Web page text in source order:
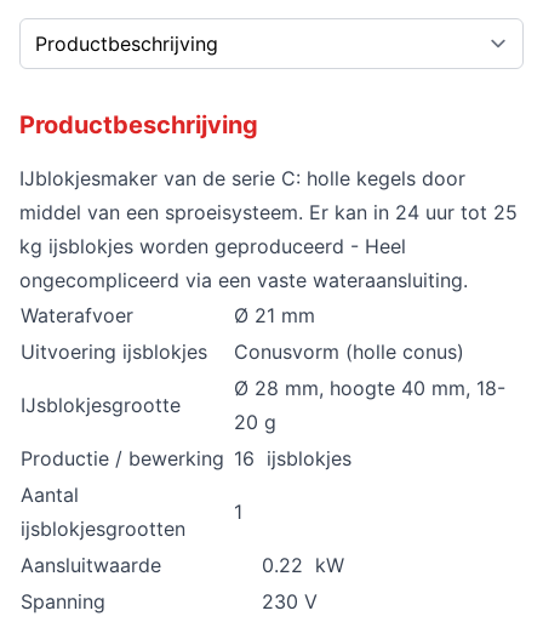
Productbeschrijving
IJblokjesmaker van de serie C: holle kegels door
middel van een sproeisysteem. Er kan in 24 uur tot 25
kg ijsblokjes worden geproduceerd - Heel
ongecompliceerd via een vaste wateraansluiting.
Waterafvoer
Ø 21 mm
Uitvoering ijsblokjes
Conusvorm (holle conus)
IJsblokjesgrootte
Ø 28 mm, hoogte 40 mm, 18-
20 g
Productie / bewerking 16 ijsblokjes
Aantal
ijsblokjesgrootten
1
Aansluitwaarde
0.22 kW
Spanning
230 V